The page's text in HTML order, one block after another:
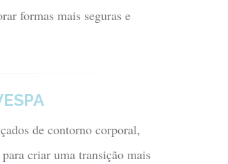
formas mais seguras e
de contorno corporal,
criar uma transição mais